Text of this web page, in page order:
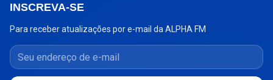
INSCREVA-SE
Para receber atualizações por e-mail da ALPHA FM
Seu endereço de e-mail